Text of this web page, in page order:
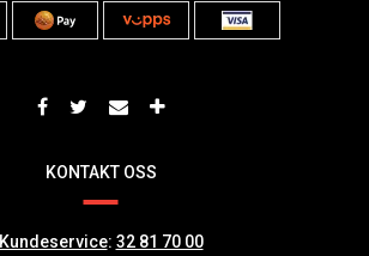
KONTAKT OSS
Kundeservice: 32 81 70 00